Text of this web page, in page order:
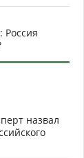
Россия
назвал